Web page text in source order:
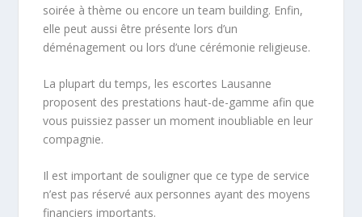
soirée à thème ou encore un team building. Enfin,
elle peut aussi être présente lors d’un
déménagement ou lors d’une cérémonie religieuse.
La plupart du temps, les escortes Lausanne
proposent des prestations haut-de-gamme afin que
vous puissiez passer un moment inoubliable en leur
compagnie.
Il est important de souligner que ce type de service
n’est pas réservé aux personnes ayant des moyens
financiers importants.